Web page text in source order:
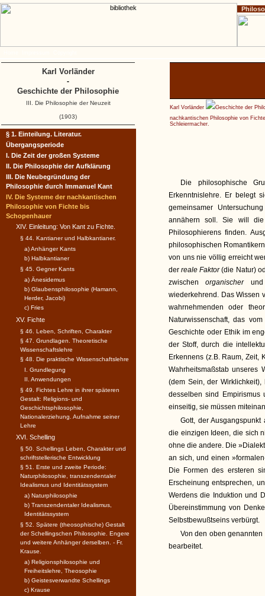
Karl Vorländer
Geschichte der
nachkantischen Philosophie von
Schleiermacher.
Die philosophische
Erkenntnislehre. Er belegt
gemeinsamer
annähern soll. Sie will
Philosophierens finden.
philosophischen
von uns nie völlig erreicht
derreale Faktor(die Natur)
zwischenorganischer
wiederkehrend. Das Wissen
wahrnehmenden oder
Naturwissenschaft, das
Geschichte oder Ethik im
der Stoff, durch die
Erkennens (z.B. Raum, Zeit,
Wahrheitsmaßstab unseres
(dem Sein, der
desselben sind Empirismus
einseitig, sie müssen
Gott, der
die einzigen Ideen, die sich
ohne die andere. Die
an sich, und einen
Die Formen des ersteren
Erscheinung entsprechen,
Werdens die Induktion und
Übereinstimmung von
Selbstbewußtseins verbürgt.
Von den oben
bearbeitet.
§ 1. Einteilung. Literatur.
Übergangsperiode
I. Die Zeit der großen Systeme
II. Die Philosophie der Aufklärung
III. Die Neubegründung der
Philosophie durch Immanuel Kant
IV. Die Systeme der nachkantischen
Philosophie von Fichte bis
Schopenhauer
XIV. Einleitung: Von Kant zu Fichte.
§ 44. Kantianer und Halbkantianer.
a) Anhänger Kants
b) Halbkantianer
§ 45. Gegner Kants
a) Änesidemus
b) Glaubensphilosophie (Hamann,
Herder, Jacobi)
c) Fries
XV. Fichte
§ 46. Leben, Schriften, Charakter
§ 47. Grundlagen. Theoretische
Wissenschaftslehre
§ 48. Die praktische Wissenschaftslehre
I. Grundlegung
II. Anwendungen
§ 49. Fichtes Lehre in ihrer späteren
Gestalt: Religions- und
Geschichtsphilosophie,
Nationalerziehung. Aufnahme seiner
Lehre
XVI. Schelling
§ 50. Schellings Leben, Charakter und
schriftstellerische Entwicklung
§ 51. Erste und zweite Periode:
Naturphilosophie, transzendentaler
Idealismus und Identitätssystem
a) Naturphilosophie
b) Transzendentaler Idealismus,
Identitätssystem
§ 52. Spätere (theosophische) Gestalt
der Schellingschen Philosophie. Engere
und weitere Anhänger derselben. - Fr.
Krause.
a) Religionsphilosophie und
Freiheitslehre, Theosophie
b) Geistesverwandte Schellings
c) Krause
Karl Vorländer
-
Geschichte der Philosophie
III. Die Philosophie der Neuzeit
(1903)